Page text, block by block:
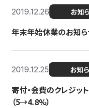
2019.12.26 お知
年末年始休業のお知
2019.12.25 お知
寄付・会費のクレジッ
（5→4.8%）